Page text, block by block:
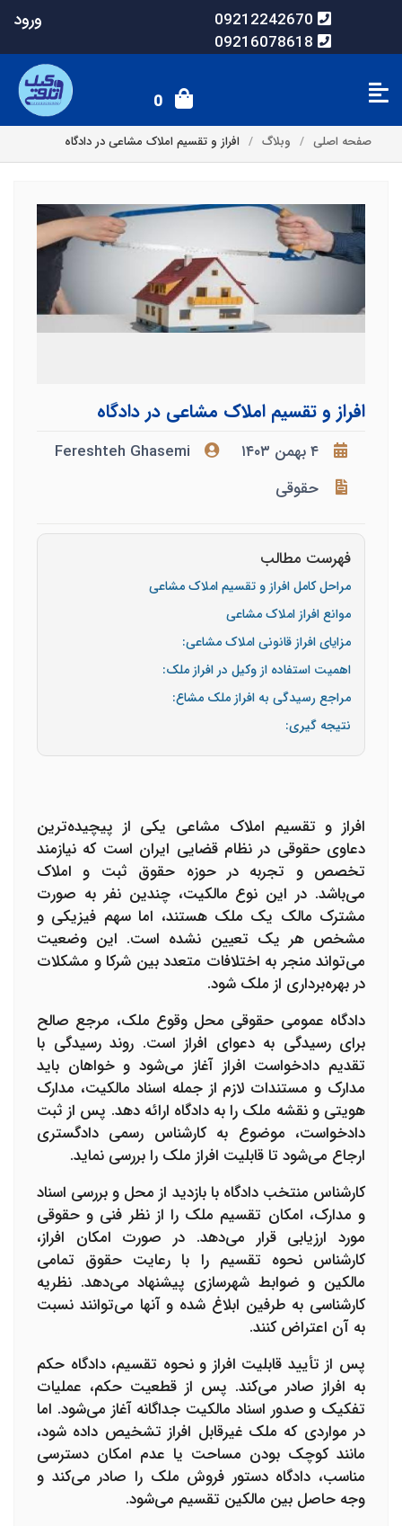
09212242670
09216078618
ورود
0
صفحه اصلی وبلاگ افراز و تقسیم املاک مشاعی در دادگاه
افراز و تقسیم املاک مشاعی در دادگاه
۴ بهمن ۱۴۰۳
Fereshteh Ghasemi
حقوقی
فهرست مطالب
مراحل کامل افراز و تقسیم املاک مشاعی
موانع افراز املاک مشاعی
مزایای افراز قانونی املاک مشاعی:
اهمیت استفاده از وکیل در افراز ملک:
مراجع رسیدگی به افراز ملک مشاع:
نتیجه گیری:
افراز و تقسیم املاک مشاعی یکی از پیچیده‌ترین
دعاوی حقوقی در نظام قضایی ایران است که نیازمند
تخصص و تجربه در حوزه حقوق ثبت و املاک
می‌باشد. در این نوع مالکیت، چندین نفر به صورت
مشترک مالک یک ملک هستند، اما سهم فیزیکی و
مشخص هر یک تعیین نشده است. این وضعیت
می‌تواند منجر به اختلافات متعدد بین شرکا و مشکلات
در بهره‌برداری از ملک شود.
دادگاه عمومی حقوقی محل وقوع ملک، مرجع صالح
برای رسیدگی به دعوای افراز است. روند رسیدگی با
تقدیم دادخواست افراز آغاز می‌شود و خواهان باید
مدارک و مستندات لازم از جمله اسناد مالکیت، مدارک
هویتی و نقشه ملک را به دادگاه ارائه دهد. پس از ثبت
دادخواست، موضوع به کارشناس رسمی دادگستری
ارجاع می‌شود تا قابلیت افراز ملک را بررسی نماید.
کارشناس منتخب دادگاه با بازدید از محل و بررسی اسناد
و مدارک، امکان تقسیم ملک را از نظر فنی و حقوقی
مورد ارزیابی قرار می‌دهد. در صورت امکان افراز،
کارشناس نحوه تقسیم را با رعایت حقوق تمامی
مالکین و ضوابط شهرسازی پیشنهاد می‌دهد. نظریه
کارشناسی به طرفین ابلاغ شده و آنها می‌توانند نسبت
به آن اعتراض کنند.
پس از تأیید قابلیت افراز و نحوه تقسیم، دادگاه حکم
به افراز صادر می‌کند. پس از قطعیت حکم، عملیات
تفکیک و صدور اسناد مالکیت جداگانه آغاز می‌شود. اما
در مواردی که ملک غیرقابل افراز تشخیص داده شود،
مانند کوچک بودن مساحت یا عدم امکان دسترسی
مناسب، دادگاه دستور فروش ملک را صادر می‌کند و
وجه حاصل بین مالکین تقسیم می‌شود.